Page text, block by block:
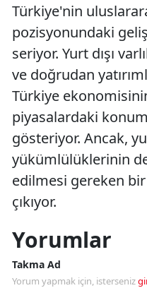
Türkiye'nin
pozisyonundaki
seriyor. Yurt dışı
ve doğrudan
Türkiye
piyasalardaki
gösteriyor. Ancak,
yükümlülüklerinin
edilmesi gereken
çıkıyor.
Yorumlar
Takma Ad
Yorum yapmak için, isterseniz